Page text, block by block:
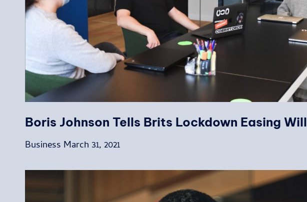
Boris Johnson Tells Brits Lockdown Easing Will
Business March 31, 2021